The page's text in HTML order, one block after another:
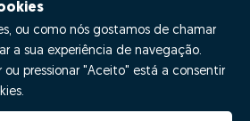
ou como nós gostamos de chamar
a sua experiência de navegação.
pressionar "Aceito" está a consentir